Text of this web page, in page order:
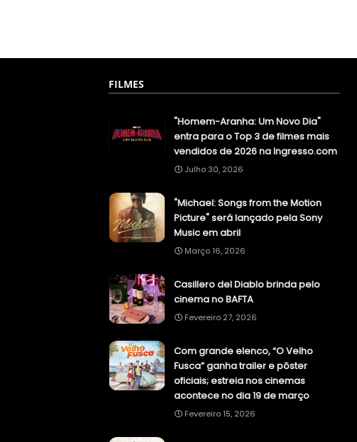
FILMES
"Homem-Aranha: Um Novo Dia"
entra para o Top 3 de filmes mais
vendidos de 2026 na Ingresso.com
Julho 30, 2026
"Michael: Songs from the Motion
Picture" será lançado pela Sony
Music em abril
Março 16, 2026
Casillero del Diablo brinda pelo
cinema no BAFTA
Fevereiro 27, 2026
Com grande elenco, “O Velho
Fusca” ganha trailer e pôster
oficiais; estreia nos cinemas
acontece no dia 19 de março
Fevereiro 15, 2026